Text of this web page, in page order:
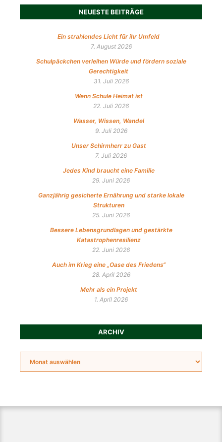
NEUESTE BEITRÄGE
Ein strahlendes Licht für ihr Umfeld
7. August 2026
Schulpäckchen verleihen Würde und fördern soziale
Gerechtigkeit
31. Juli 2026
Wenn Schule Heimat ist
22. Juli 2026
Wasser, Wissen, Wandel
9. Juli 2026
Unser Schirmherr zu Gast
7. Juli 2026
Jedes Kind braucht eine Familie
29. Juni 2026
Ganzjährig gesicherte Ernährung und starke lokale
Strukturen
25. Juni 2026
Bessere Lebensgrundlagen und gestärkte
Katastrophenresilienz
22. Juni 2026
Auch im Krieg eine „Oase des Friedens“
28. April 2026
Mehr als ein Projekt
1. April 2026
ARCHIV